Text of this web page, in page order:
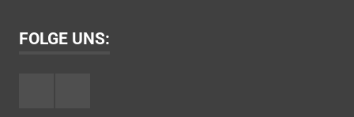
FOLGE UNS: